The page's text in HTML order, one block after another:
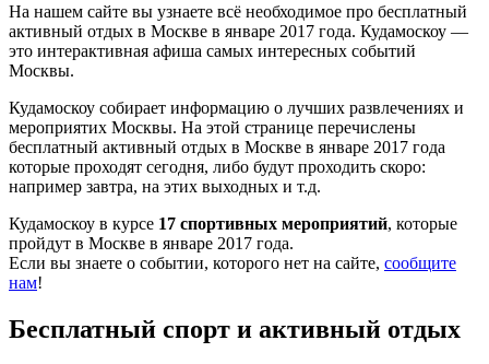
На нашем сайте вы узнаете всё необходимое про бесплатный
активный отдых в Москве в январе 2017 года. Кудамоскоу —
это интерактивная афиша самых интересных событий
Москвы.
Кудамоскоу собирает информацию о лучших развлечениях и
мероприятих Москвы. На этой странице перечислены
бесплатный активный отдых в Москве в январе 2017 года
которые проходят сегодня, либо будут проходить скоро:
например завтра, на этих выходных и т.д.
Кудамоскоу в курсе 17 спортивных мероприятий, которые
пройдут в Москве в январе 2017 года.
Если вы знаете о событии, которого нет на сайте, сообщите
нам!
Бесплатный спорт и активный отдых